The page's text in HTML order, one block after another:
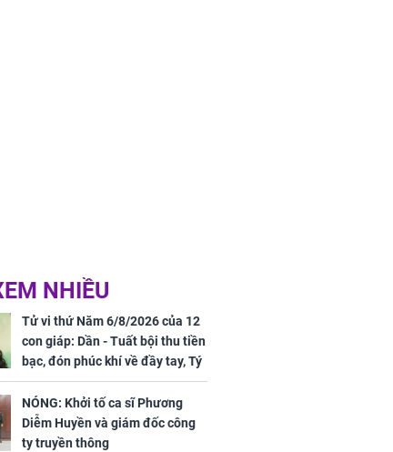
NHIỀU
Tử vi thứ Năm 6/8/2026 của 12
con giáp: Dần - Tuất bội thu tiền
bạc, đón phúc khí về đầy tay, Tý
- Mão công việc khó khăn, tiền
bạc đội nón ra đi
NÓNG: Khởi tố ca sĩ Phương
Diễm Huyền và giám đốc công
ty truyền thông